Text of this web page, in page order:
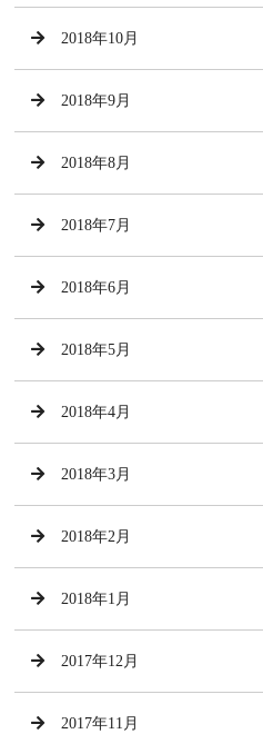
2018年10月
2018年9月
2018年8月
2018年7月
2018年6月
2018年5月
2018年4月
2018年3月
2018年2月
2018年1月
2017年12月
2017年11月